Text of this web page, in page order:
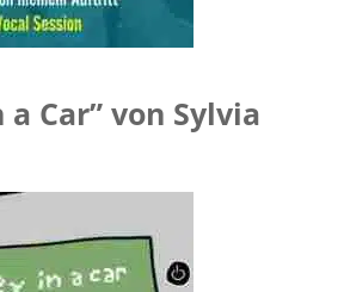
Car” von Sylvia